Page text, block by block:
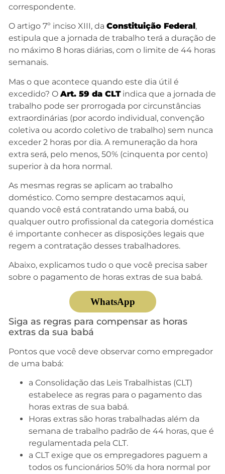
correspondente.
O artigo 7º inciso XIII, da Constituição Federal,
estipula que a jornada de trabalho terá a duração de
no máximo 8 horas diárias, com o limite de 44 horas
semanais.
Mas o que acontece quando este dia útil é
excedido? O Art. 59 da CLTindica que a jornada de
trabalho pode ser prorrogada por circunstâncias
extraordinárias (por acordo individual, convenção
coletiva ou acordo coletivo de trabalho) sem nunca
exceder 2 horas por dia. A remuneração da hora
extra será, pelo menos, 50% (cinquenta por cento)
superior à da hora normal.
As mesmas regras se aplicam ao trabalho
doméstico. Como sempre destacamos aqui,
quando você está contratando uma babá, ou
qualquer outro profissional da categoria doméstica
é importante conhecer as disposições legais que
regem a contratação desses trabalhadores.
Abaixo, explicamos tudo o que você precisa saber
sobre o pagamento de horas extras de sua babá.
WhatsApp
Siga as regras para compensar as horas
extras da sua babá
Pontos que você deve observar como empregador
de uma babá:
a Consolidação das Leis Trabalhistas (CLT)
estabelece as regras para o pagamento das
horas extras de sua babá.
Horas extras são horas trabalhadas além da
semana de trabalho padrão de 44 horas, que é
regulamentada pela CLT.
a CLT exige que os empregadores paguem a
todos os funcionários 50% da hora normal por